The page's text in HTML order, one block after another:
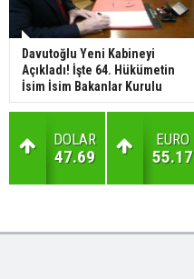
Davutoğlu Yeni Kabineyi
Açıkladı! İşte 64. Hükümetin
İsim İsim Bakanlar Kurulu
DOLAR
47.69
EURO
55.17